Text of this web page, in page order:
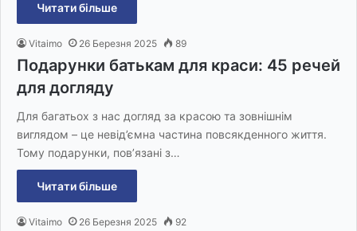
Читати більше
Vitaimo 26 Березня 2025 89
Подарунки батькам для краси: 45 речей
для догляду
Для багатьох з нас догляд за красою та зовнішнім
виглядом – це невід’ємна частина повсякденного життя.
Тому подарунки, пов’язані з…
Читати більше
Vitaimo 26 Березня 2025 92